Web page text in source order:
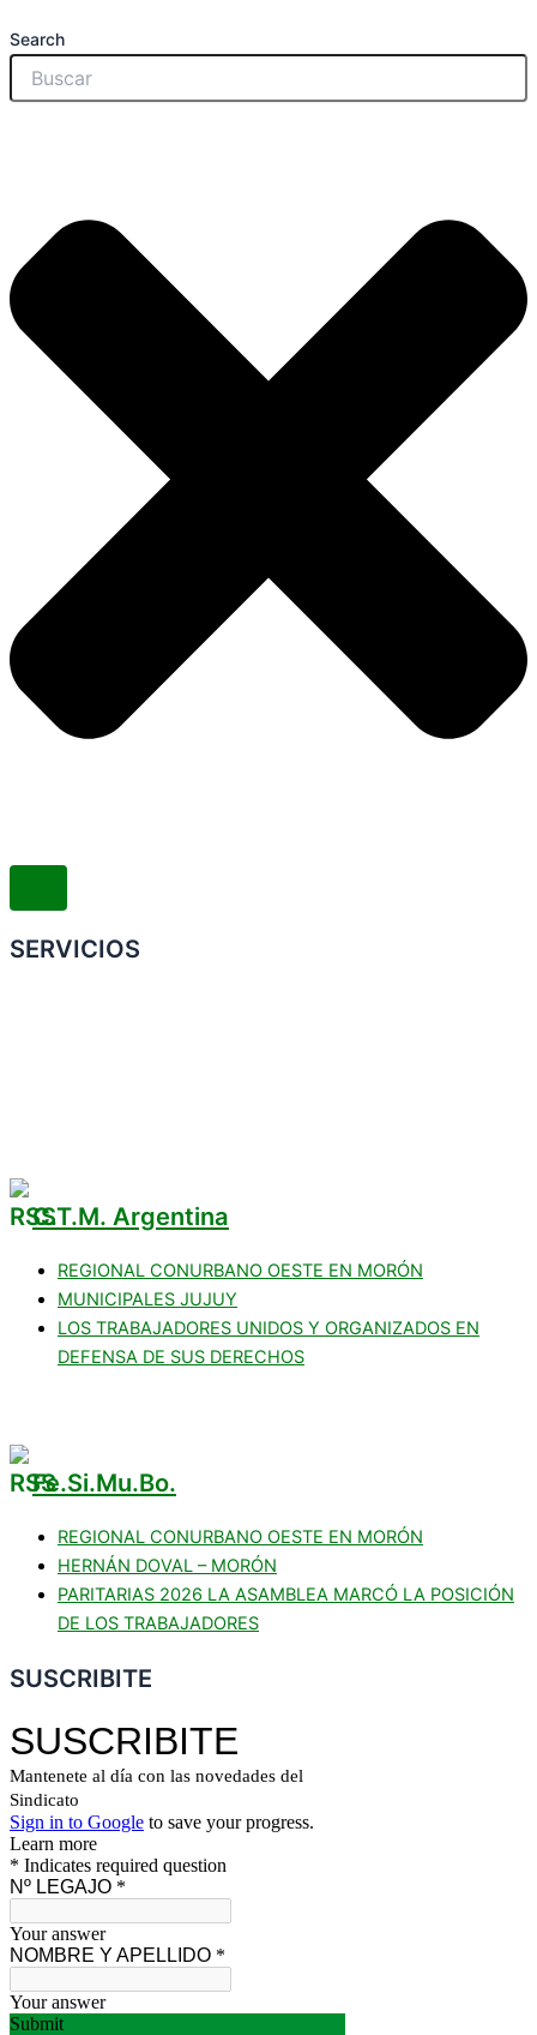
Search
SERVICIOS
C.T.M. Argentina
REGIONAL CONURBANO OESTE EN MORÓN
MUNICIPALES JUJUY
LOS TRABAJADORES UNIDOS Y ORGANIZADOS EN
DEFENSA DE SUS DERECHOS
Fe.Si.Mu.Bo.
REGIONAL CONURBANO OESTE EN MORÓN
HERNÁN DOVAL – MORÓN
PARITARIAS 2026 LA ASAMBLEA MARCÓ LA POSICIÓN
DE LOS TRABAJADORES
SUSCRIBITE